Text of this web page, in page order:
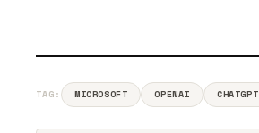
TAG: MICROSOFT OPENAI CHATGPT